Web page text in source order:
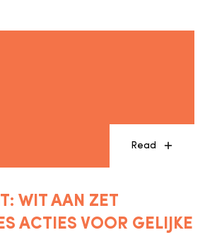
Read
WIT AAN ZET
ACTIES VOOR GELIJKE